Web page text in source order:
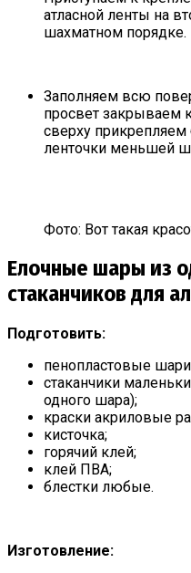
атласной ленты на
шахматном порядке.
Заполняем всю
просвет закрываем
сверху
ленточки меньшей
Фото: Вот такая
Елочные шары из
стаканчиков для
Подготовить:
пенопластовые
стаканчики
одного шара);
краски акриловые
кисточка;
горячий клей;
клей ПВА;
блестки любые.
Изготовление: